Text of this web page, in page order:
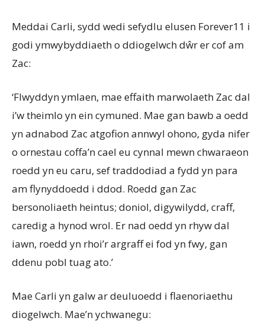
Meddai Carli, sydd wedi sefydlu elusen Forever11 i
godi ymwybyddiaeth o ddiogelwch dŵr er cof am
Zac:
‘Flwyddyn ymlaen, mae effaith marwolaeth Zac dal
i’w theimlo yn ein cymuned. Mae gan bawb a oedd
yn adnabod Zac atgofion annwyl ohono, gyda nifer
o ornestau coffa’n cael eu cynnal mewn chwaraeon
roedd yn eu caru, sef traddodiad a fydd yn para
am flynyddoedd i ddod. Roedd gan Zac
bersonoliaeth heintus; doniol, digywilydd, craff,
caredig a hynod wrol. Er nad oedd yn rhyw dal
iawn, roedd yn rhoi’r argraff ei fod yn fwy, gan
ddenu pobl tuag ato.’
Mae Carli yn galw ar deuluoedd i flaenoriaethu
diogelwch. Mae’n ychwanegu: